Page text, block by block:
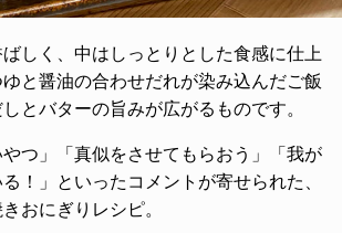
しく、中はしっとりとした食感に仕上
と醤油の合わせだれが染み込んだご飯
とバターの旨みが広がるものです。
やつ」「真似をさせてもらおう」「我が
！」といったコメントが寄せられた、
おにぎりレシピ。